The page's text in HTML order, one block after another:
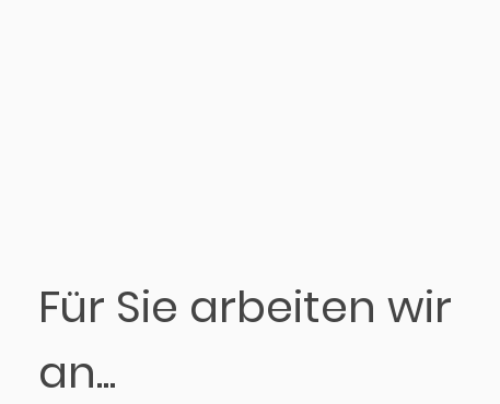
Für Sie arbeiten wir
an...